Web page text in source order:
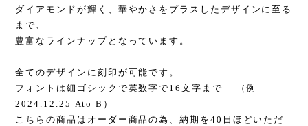
ダイアモンドが輝く、華やかさをプラスしたデザインに至る
まで、
豊富なラインナップとなっています。
全てのデザインに刻印が可能です。
フォントは細ゴシックで英数字で16文字まで （例
2024.12.25 Ato B）
こちらの商品はオーダー商品の為、納期を40日ほどいただ